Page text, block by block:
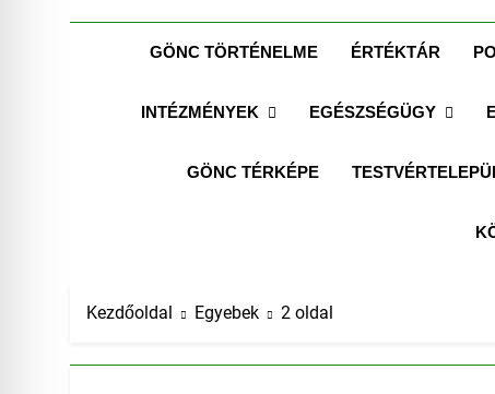
GÖNC TÖRTÉNELME ÉRTÉKTÁR
INTÉZMÉNYEK EGÉSZSÉGÜGY
GÖNC TÉRKÉPE
Kezdőoldal Egyebek 2 oldal